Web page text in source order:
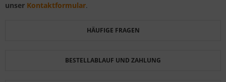
unser Kontaktformular.
HÄUFIGE FRAGEN
BESTELLABLAUF UND ZAHLUNG